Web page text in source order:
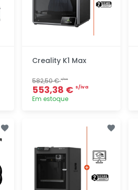
Creality K1 Max
582,50 €s/iva
553,38 € s/iva
Em estoque